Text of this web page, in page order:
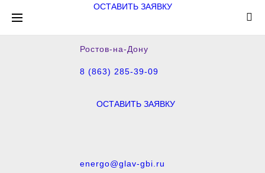
ОСТАВИТЬ ЗАЯВКУ
Ростов-на-Дону
8 (863) 285-39-09
energo@glav-gbi.ru
ОСТАВИТЬ ЗАЯВКУ